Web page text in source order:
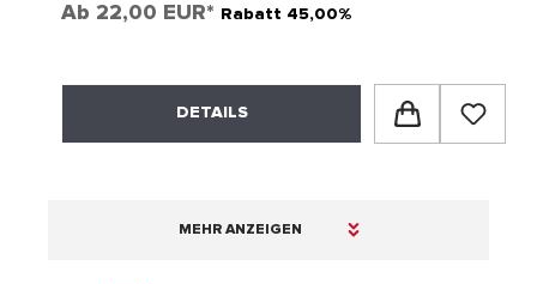
Ab 22,00 EUR* Rabatt 45,00%
DETAILS
MEHR ANZEIGEN